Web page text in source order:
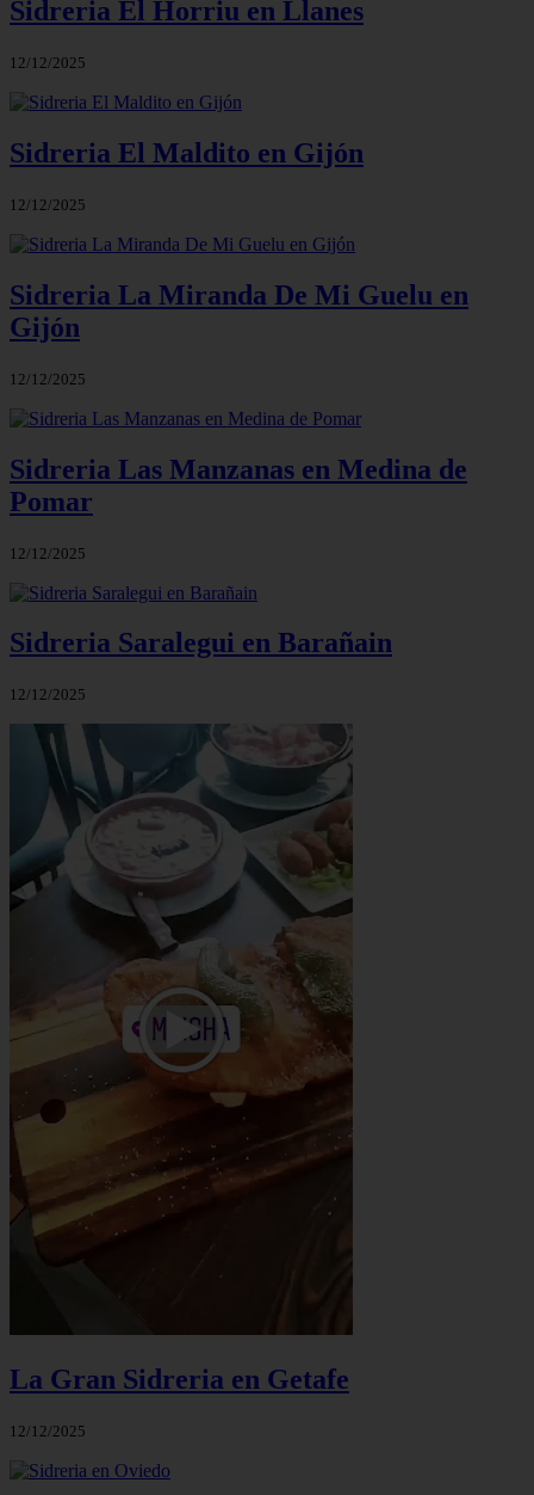
Sidreria El Horriu en Llanes
12/12/2025
Sidreria El Maldito en Gijón
12/12/2025
Sidreria La Miranda De Mi Guelu en
Gijón
12/12/2025
Sidreria Las Manzanas en Medina de
Pomar
12/12/2025
Sidreria Saralegui en Barañain
12/12/2025
La Gran Sidreria en Getafe
12/12/2025